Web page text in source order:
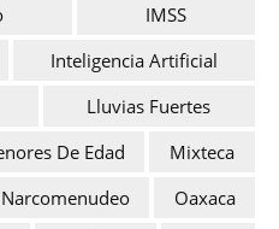
IMSS
Inteligencia Artificial
Lluvias Fuertes
De Edad
Mixteca
Narcomenudeo
Oaxaca